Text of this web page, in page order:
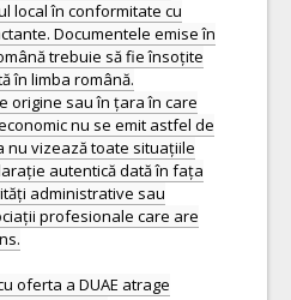
local în conformitate cu
Documentele emise în
trebuie să fie însoțite
în limba română.
origine sau în țara în care
nu se emit astfel de
nu vizează toate situațiile
autentică dată în fața
administrative sau
profesionale care are
oferta a DUAE atrage